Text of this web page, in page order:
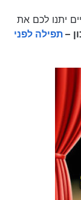
יתנו לכם את
–תפילה לפני